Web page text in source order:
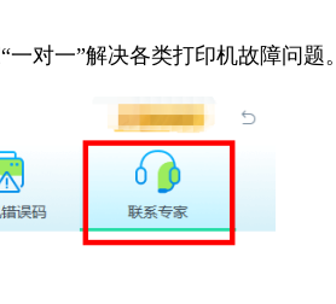
对一”解决各类打印机故障问题。